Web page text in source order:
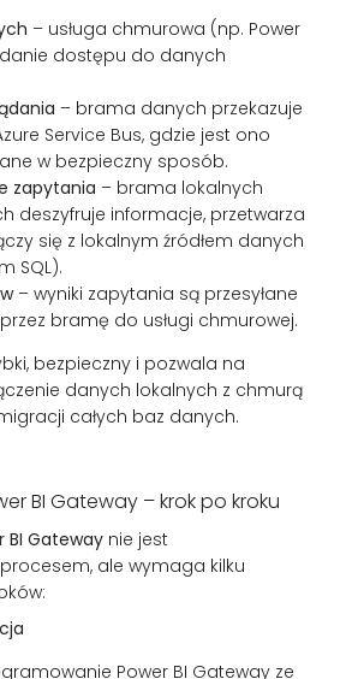
– usługa chmurowa (np. Power
dostępu do danych
– brama danych przekazuje
Service Bus, gdzie jest ono
w bezpieczny sposób.
zapytania – brama lokalnych
deszyfruje informacje, przetwarza
się z lokalnym źródłem danych
SQL).
– wyniki zapytania są przesyłane
bramę do usługi chmurowej.
bezpieczny i pozwala na
danych lokalnych z chmurą
całych baz danych.
BI Gateway – krok po kroku
BI Gateway nie jest
ale wymaga kilku
Power BI Gateway ze